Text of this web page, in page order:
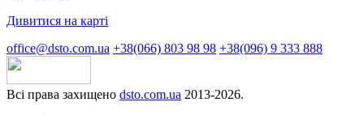
Дивитися на карті
office@dsto.com.ua +38(066) 803 98 98 +38(096) 9 333 888
Всі права захищено dsto.com.ua 2013-2026.